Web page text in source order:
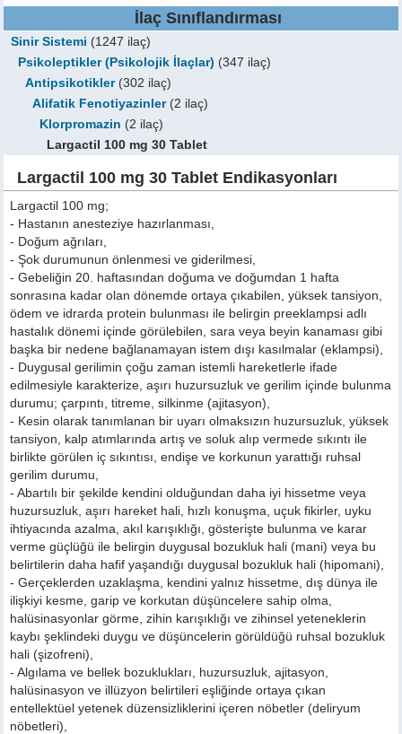
İlaç Sınıflandırması
Sinir Sistemi (1247 ilaç)
Psikoleptikler (Psikolojik İlaçlar) (347 ilaç)
Antipsikotikler(302 ilaç)
Alifatik Fenotiyazinler(2 ilaç)
Klorpromazin (2 ilaç)
Largactil 100 mg 30 Tablet
Largactil 100 mg 30 Tablet Endikasyonları
Largactil 100 mg;
- Hastanın anesteziye hazırlanması,
- Doğum ağrıları,
- Şok durumunun önlenmesi ve giderilmesi,
- Gebeliğin 20. haftasından doğuma ve doğumdan 1 hafta
sonrasına kadar olan dönemde ortaya çıkabilen, yüksek tansiyon,
ödem ve idrarda protein bulunması ile belirgin preeklampsi adlı
hastalık dönemi içinde görülebilen, sara veya beyin kanaması gibi
başka bir nedene bağlanamayan istem dışı kasılmalar (eklampsi),
- Duygusal gerilimin çoğu zaman istemli hareketlerle ifade
edilmesiyle karakterize, aşırı huzursuzluk ve gerilim içinde bulunma
durumu; çarpıntı, titreme, silkinme (ajitasyon),
- Kesin olarak tanımlanan bir uyarı olmaksızın huzursuzluk, yüksek
tansiyon, kalp atımlarında artış ve soluk alıp vermede sıkıntı ile
birlikte görülen iç sıkıntısı, endişe ve korkunun yarattığı ruhsal
gerilim durumu,
- Abartılı bir şekilde kendini olduğundan daha iyi hissetme veya
huzursuzluk, aşırı hareket hali, hızlı konuşma, uçuk fikirler, uyku
ihtiyacında azalma, akıl karışıklığı, gösterişte bulunma ve karar
verme güçlüğü ile belirgin duygusal bozukluk hali (mani) veya bu
belirtilerin daha hafif yaşandığı duygusal bozukluk hali (hipomani),
- Gerçeklerden uzaklaşma, kendini yalnız hissetme, dış dünya ile
ilişkiyi kesme, garip ve korkutan düşüncelere sahip olma,
halüsinasyonlar görme, zihin karışıklığı ve zihinsel yeteneklerin
kaybı şeklindeki duygu ve düşüncelerin görüldüğü ruhsal bozukluk
hali (şizofreni),
- Algılama ve bellek bozuklukları, huzursuzluk, ajitasyon,
halüsinasyon ve illüzyon belirtileri eşliğinde ortaya çıkan
entellektüel yetenek düzensizliklerini içeren nöbetler (deliryum
nöbetleri),